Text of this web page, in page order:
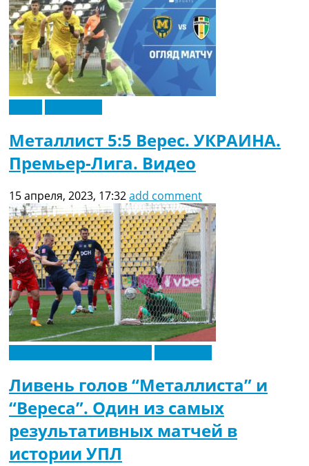
Металлист 5:5 Верес. УКРАИНА.
Премьер-Лига. Видео
15 апреля, 2023, 17:32add comment
Ливень голов “Металлиста” и
“Вереса”. Один из самых
результативных матчей в
истории УПЛ